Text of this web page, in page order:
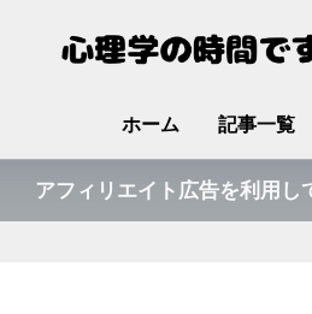
ホーム 記事一覧
アフィリエイト広告を利用し